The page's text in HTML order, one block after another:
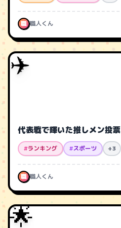
職 職人くん
✈️
代表戦で輝いた推しメン投票
#ランキング #スポーツ +3
職 職人くん
🌟